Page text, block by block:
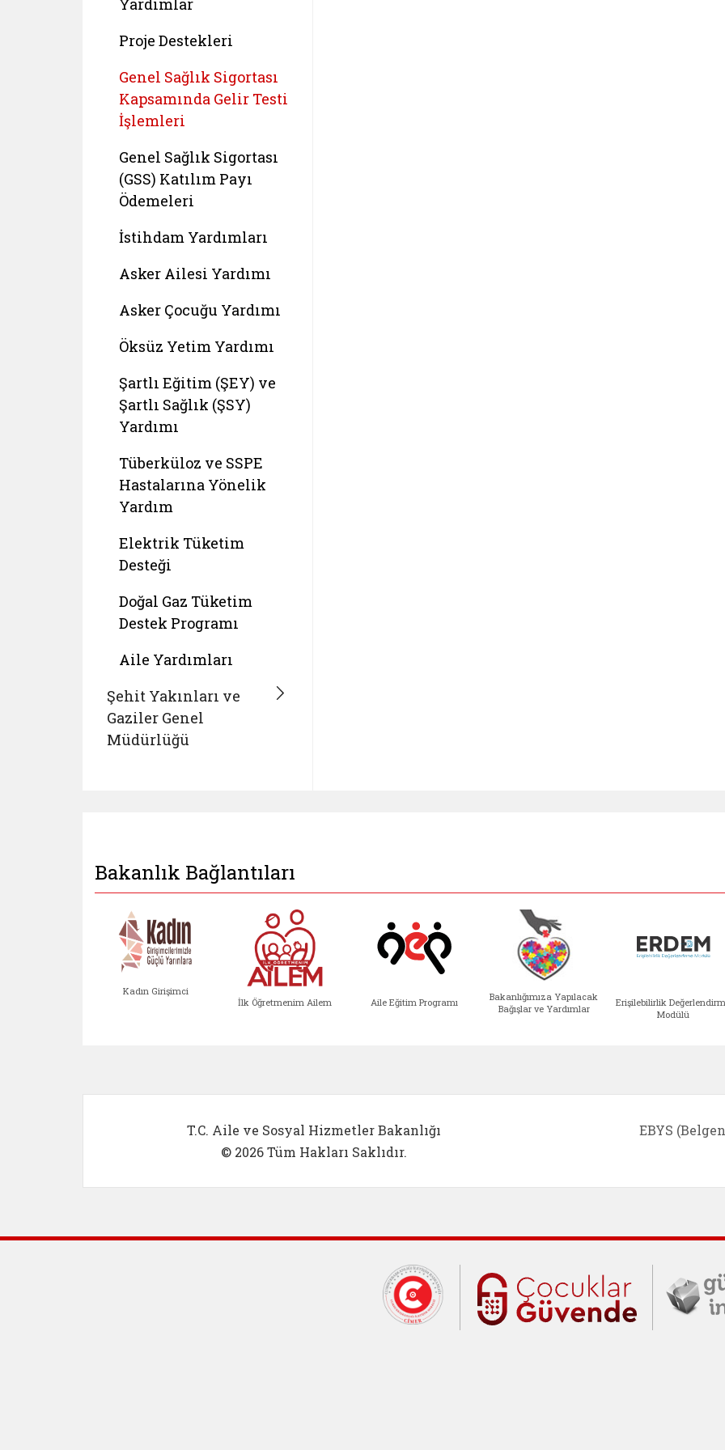
Yardımlar
Proje Destekleri
Genel Sağlık Sigortası
Kapsamında Gelir Testi
İşlemleri
Genel Sağlık Sigortası
(GSS) Katılım Payı
Ödemeleri
İstihdam Yardımları
Asker Ailesi Yardımı
Asker Çocuğu Yardımı
Öksüz Yetim Yardımı
Şartlı Eğitim (ŞEY) ve
Şartlı Sağlık (ŞSY)
Yardımı
Tüberküloz ve SSPE
Hastalarına Yönelik
Yardım
Elektrik Tüketim
Desteği
Doğal Gaz Tüketim
Destek Programı
Aile Yardımları
Şehit Yakınları ve
Gaziler Genel
Müdürlüğü
Bakanlık Bağlantıları
Kadın Girişimci
İlk Öğretmenim Ailem Aile Eğitim Programı
Bakanlığımıza Yapılacak
Bağışlar ve Yardımlar
Erişilebilirlik
Modülü
T.C. Aile ve Sosyal Hizmetler Bakanlığı
© 2026 Tüm Hakları Saklıdır.
EBYS
Cumhurbaşkanlığı İletişim Merkezi
Çocuklar